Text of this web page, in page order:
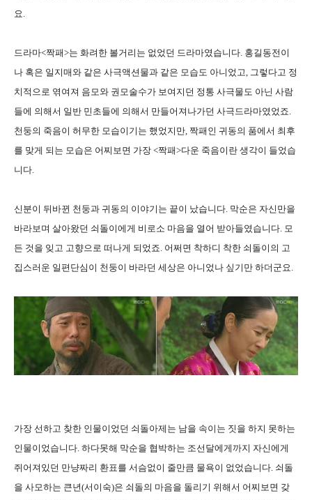
요.
드라마<짝패>는 화려한 볼거리는 없었던 드라마였습니다. 홍길동전이
나 혹은 일지매와 같은 사극액션물과 같은 모습도 아니었고, 그렇다고 정
치적으로 엮여져 음모와 권모술수가 보여지던 정통 사극물도 아닌 사람
들에 의해서 일반 민초들에 의해서 만들어져나가던 사극드라마였었죠.
천둥의 죽음이 허무한 모습이기는 했었지만, 짝패인 귀동의 품에서 최후
를 맞게 되는 모습은 어찌보면 가장 <짝패>다운 죽음이란 생각이 들었습
니다.
신분이 뒤바뀐 천둥과 귀동의 이야기는 끝이 났습니다. 막순은 자신만을
바라보며 살아왔던 쇠돌이에게 비로소 마음을 열어 받아들였습니다. 모
든 것을 잊고 고향으로 떠나게 되었죠. 어쩌면 착하디 착한 쇠돌이의 고
집스러운 일편단심이 천둥이 바라던 세상은 아니었나 싶기만 하더군요.
가장 선하고 찾한 인물이었던 쇠돌아제는 남을 속이는 짓을 하지 못하는
인물이었습니다. 하다못해 막순을 협박하는 조선달에게까지 자신에게
쥐어져있던 만냥짜리 환표를 서슴없이 줄만큼 물욕이 없었습니다. 쇠돌
을 사모하는 큰년(서이숙)은 쇠돌의 마음을 돌리기 위해서 어찌보면 갖